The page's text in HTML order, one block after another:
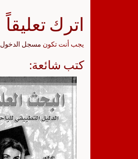
اترك تعليقاً
يجب أنت تكون مسجل الدخول
كتب شائعة: